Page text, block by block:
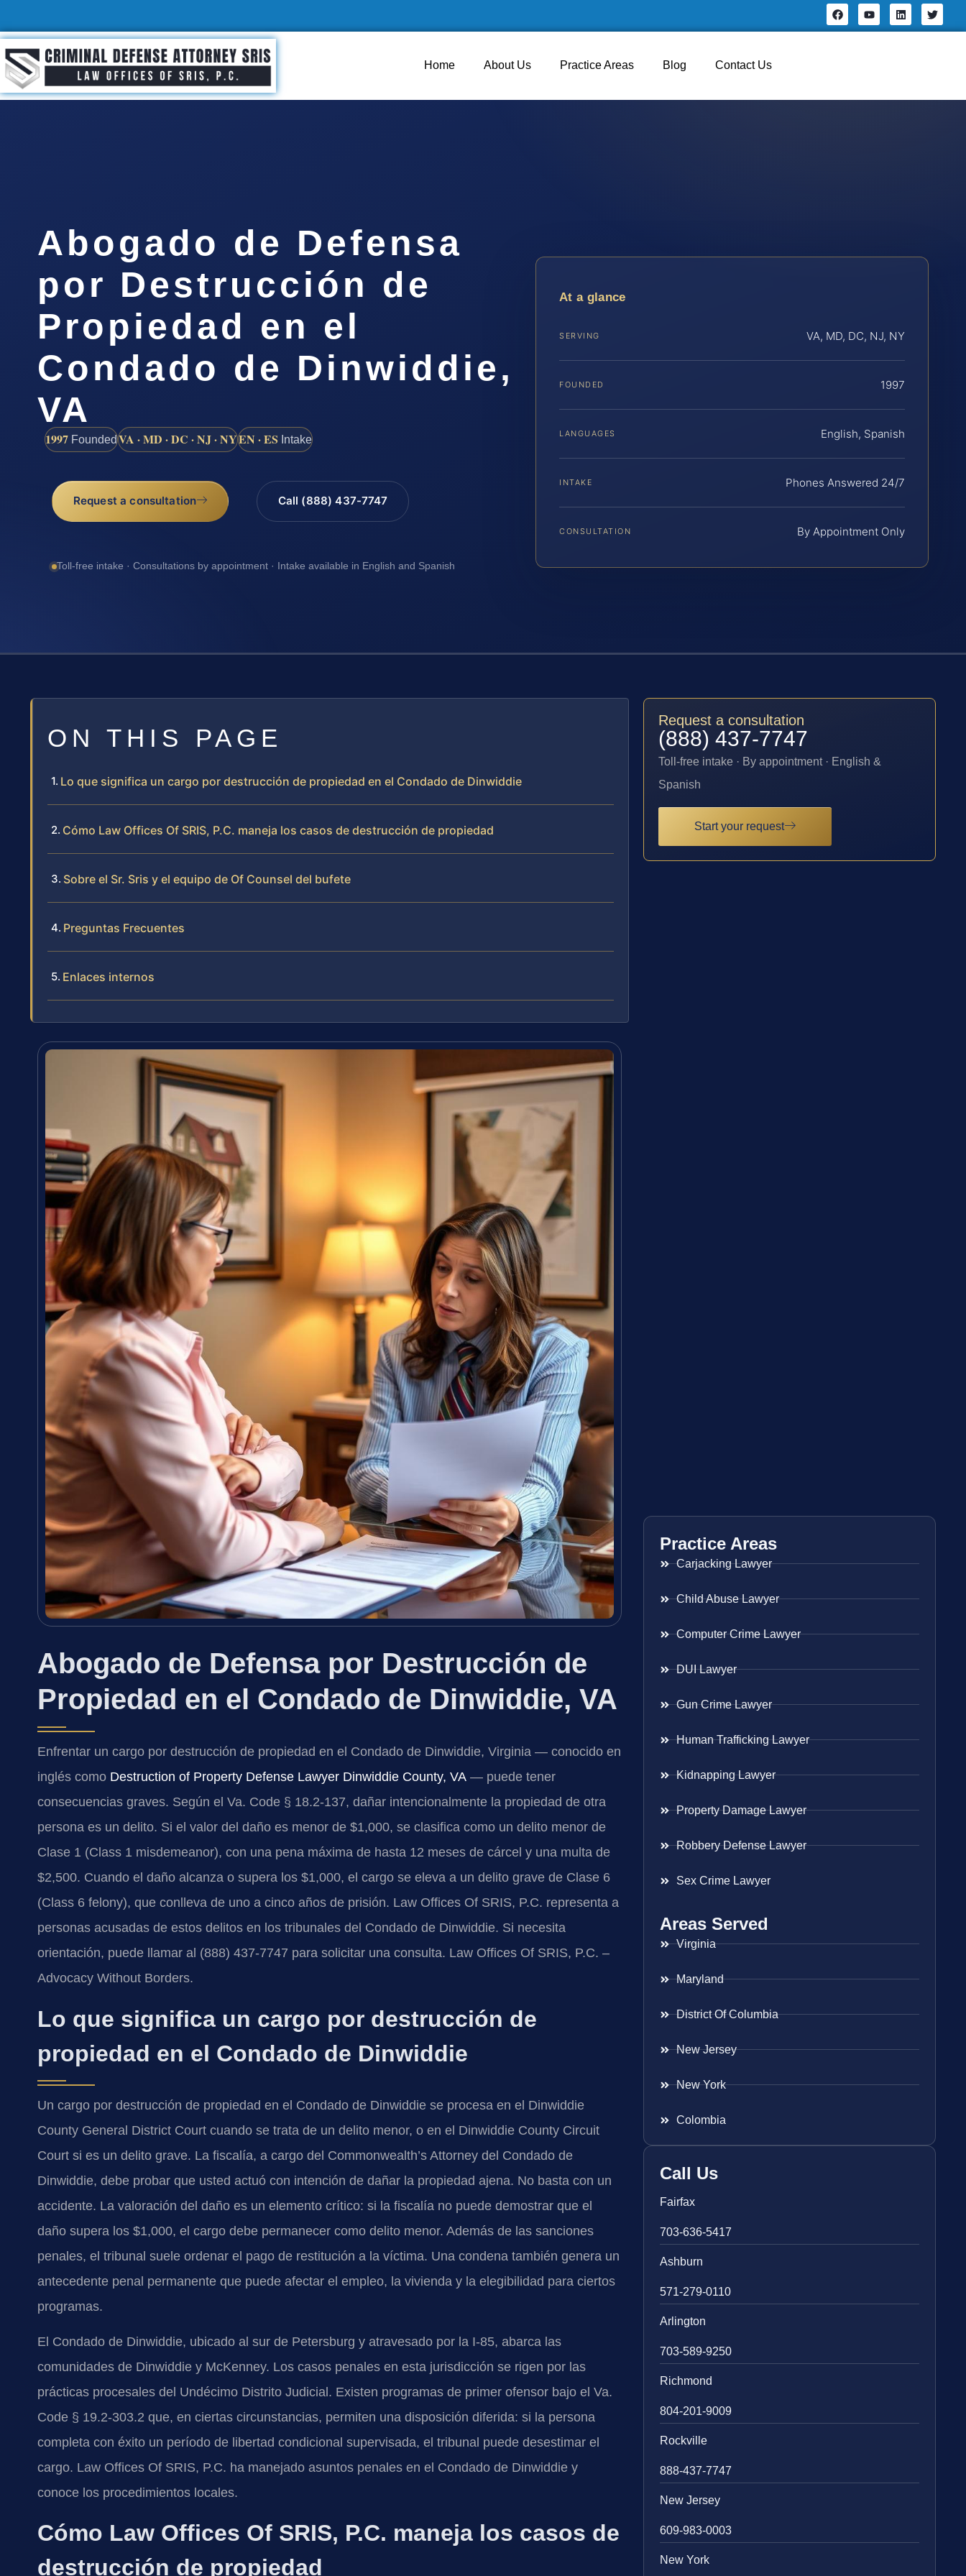
Home About Us Practice Areas Blog Contact Us
Abogado de Defensa
por Destrucción de
Propiedad en el
Condado de Dinwiddie,
VA
1997 FoundedVA · MD · DC · NJ · NYEN · ES Intake
Request a consultation Call (888) 437-7747
Toll-free intake · Consultations by appointment · Intake available in English and Spanish
At a glance
SERVING VA, MD, DC, NJ, NY
FOUNDED 1997
LANGUAGES English, Spanish
INTAKE Phones Answered 24/7
CONSULTATION By Appointment Only
ON THIS PAGE
Lo que significa un cargo por destrucción de propiedad en el Condado de Dinwiddie
Cómo Law Offices Of SRIS, P.C. maneja los casos de destrucción de propiedad
Sobre el Sr. Sris y el equipo de Of Counsel del bufete
Preguntas Frecuentes
Enlaces internos
Abogado de Defensa por Destrucción de
Propiedad en el Condado de Dinwiddie, VA
Enfrentar un cargo por destrucción de propiedad en el Condado de Dinwiddie, Virginia — conocido en
inglés como Destruction of Property Defense Lawyer Dinwiddie County, VA — puede tener
consecuencias graves. Según el Va. Code § 18.2-137, dañar intencionalmente la propiedad de otra
persona es un delito. Si el valor del daño es menor de $1,000, se clasifica como un delito menor de
Clase 1 (Class 1 misdemeanor), con una pena máxima de hasta 12 meses de cárcel y una multa de
$2,500. Cuando el daño alcanza o supera los $1,000, el cargo se eleva a un delito grave de Clase 6
(Class 6 felony), que conlleva de uno a cinco años de prisión. Law Offices Of SRIS, P.C. representa a
personas acusadas de estos delitos en los tribunales del Condado de Dinwiddie. Si necesita
orientación, puede llamar al (888) 437-7747 para solicitar una consulta. Law Offices Of SRIS, P.C. –
Advocacy Without Borders.
Lo que significa un cargo por destrucción de
propiedad en el Condado de Dinwiddie
Un cargo por destrucción de propiedad en el Condado de Dinwiddie se procesa en el Dinwiddie
County General District Court cuando se trata de un delito menor, o en el Dinwiddie County Circuit
Court si es un delito grave. La fiscalía, a cargo del Commonwealth’s Attorney del Condado de
Dinwiddie, debe probar que usted actuó con intención de dañar la propiedad ajena. No basta con un
accidente. La valoración del daño es un elemento crítico: si la fiscalía no puede demostrar que el
daño supera los $1,000, el cargo debe permanecer como delito menor. Además de las sanciones
penales, el tribunal suele ordenar el pago de restitución a la víctima. Una condena también genera un
antecedente penal permanente que puede afectar el empleo, la vivienda y la elegibilidad para ciertos
programas.
El Condado de Dinwiddie, ubicado al sur de Petersburg y atravesado por la I-85, abarca las
comunidades de Dinwiddie y McKenney. Los casos penales en esta jurisdicción se rigen por las
prácticas procesales del Undécimo Distrito Judicial. Existen programas de primer ofensor bajo el Va.
Code § 19.2-303.2 que, en ciertas circunstancias, permiten una disposición diferida: si la persona
completa con éxito un período de libertad condicional supervisada, el tribunal puede desestimar el
cargo. Law Offices Of SRIS, P.C. ha manejado asuntos penales en el Condado de Dinwiddie y
conoce los procedimientos locales.
Cómo Law Offices Of SRIS, P.C. maneja los casos de
destrucción de propiedad
Request a consultation
(888) 437-7747
Toll-free intake · By appointment · English &
Spanish
Start your request
Practice Areas
Carjacking Lawyer
Child Abuse Lawyer
Computer Crime Lawyer
DUI Lawyer
Gun Crime Lawyer
Human Trafficking Lawyer
Kidnapping Lawyer
Property Damage Lawyer
Robbery Defense Lawyer
Sex Crime Lawyer
Areas Served
Virginia
Maryland
District Of Columbia
New Jersey
New York
Colombia
Call Us
Fairfax
703-636-5417
Ashburn
571-279-0110
Arlington
703-589-9250
Richmond
804-201-9009
Rockville
888-437-7747
New Jersey
609-983-0003
New York